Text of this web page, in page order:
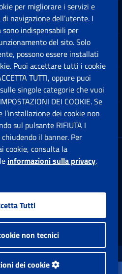
Ciro il Grande, 21
nuova finestra
una nuova finestra
Apre una nuova
Youtube: Apre una
Instagram:
© 1997-2026
per migliorare i servizi e
navigazione dell’utente. I
indispensabili per
del sito. Solo
possono essere installati
Puoi accettare tutti i cookie
TUTTI, oppure puoi
singole categorie che vuoi
DEI COOKIE. Se
dei cookie non
sul pulsante RIFIUTA I
chiudendo il banner. Per
cookie, consulta la
informazioni sulla privacy.
Tutti
non tecnici
dei cookie